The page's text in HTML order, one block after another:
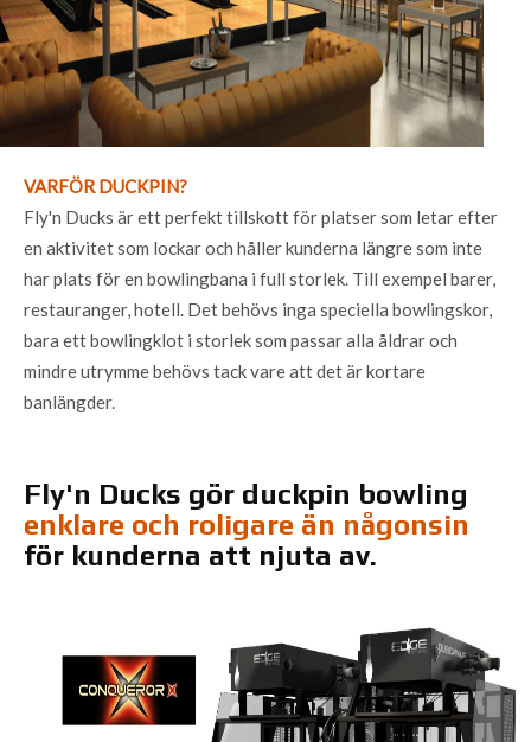
VARFÖR DUCKPIN?
Fly'n Ducks är ett perfekt tillskott för platser som letar efter
en aktivitet som lockar och håller kunderna längre som inte
har plats för en bowlingbana i full storlek. Till exempel barer,
restauranger, hotell. Det behövs inga speciella bowlingskor,
bara ett bowlingklot i storlek som passar alla åldrar och
mindre utrymme behövs tack vare att det är kortare
banlängder.
Fly'n Ducks gör duckpin bowling
enklare och roligare än någonsin
för kunderna att njuta av.